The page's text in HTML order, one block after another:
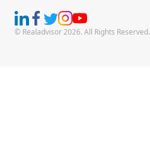
© Realadvisor 2026. All Rights Reserved.